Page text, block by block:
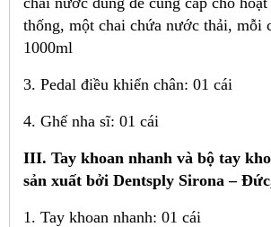
thống, một chai chứa nước thải, mỗi
1000ml
3. Pedal điều khiển chân: 01 cái
4. Ghế nha sĩ: 01 cái
III. Tay khoan nhanh và bộ tay
sản xuất bởi Dentsply Sirona –
1. Tay khoan nhanh: 01 cái